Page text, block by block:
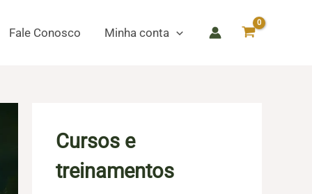
Fale Conosco Minha conta
Cursos e
treinamentos